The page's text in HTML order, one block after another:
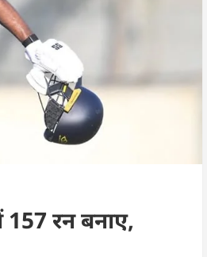
रन बनाए,